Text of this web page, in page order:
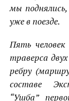
мы
уже в поезде.
Пять
траверса
ребру
составе
“Ушба”